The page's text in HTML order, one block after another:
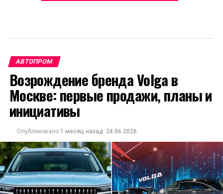
АВТОПРОМ
Возрождение бренда Volga в
Москве: первые продажи, планы и
инициативы
Опубликовано 1 месяц назад 24.06.2026